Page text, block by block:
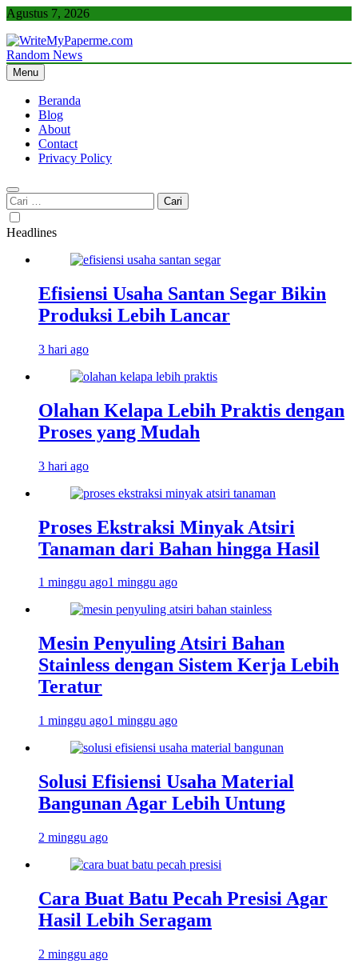
Skip
content
Agustus 7, 2026
WriteMyPaperme.com
Bisnis, Kuliner, Teknologi
Random News
Menu
Beranda
Blog
About
Contact
Privacy Policy
Cari
untuk:
Headlines
Efisiensi Usaha Santan Segar Bikin
Produksi Lebih Lancar
3 hari ago
Olahan Kelapa Lebih Praktis dengan
Proses yang Mudah
3 hari ago
Proses Ekstraksi Minyak Atsiri
Tanaman dari Bahan hingga Hasil
1 minggu ago1 minggu ago
Mesin Penyuling Atsiri Bahan
Stainless dengan Sistem Kerja Lebih
Teratur
1 minggu ago1 minggu ago
Solusi Efisiensi Usaha Material
Bangunan Agar Lebih Untung
2 minggu ago
Cara Buat Batu Pecah Presisi Agar
Hasil Lebih Seragam
2 minggu ago